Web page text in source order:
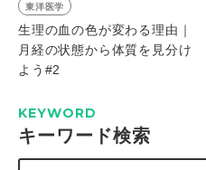
東洋医学
生理の血の色が変わる理由｜
月経の状態から体質を見分け
よう#2
KEYWORD
キーワード検索